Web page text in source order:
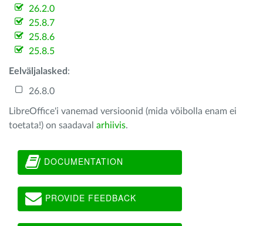
26.2.0
25.8.7
25.8.6
25.8.5
Eelväljalasked :
26.8.0
LibreOffice'i vanemad versioonid (mida võibolla enam ei
toetata!) on saadaval arhiivis.
DOCUMENTATION
PROVIDE FEEDBACK